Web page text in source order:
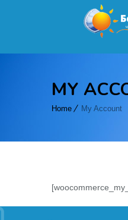
MY
Home My Account